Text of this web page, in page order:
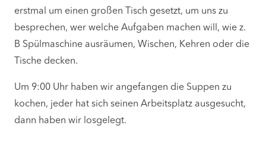
erstmal um einen großen Tisch gesetzt, um uns zu
besprechen, wer welche Aufgaben machen will, wie z.
B Spülmaschine ausräumen, Wischen, Kehren oder die
Tische decken.
Um 9:00 Uhr haben wir angefangen die Suppen zu
kochen, jeder hat sich seinen Arbeitsplatz ausgesucht,
dann haben wir losgelegt.